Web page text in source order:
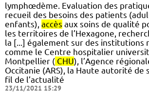
lymphœdème. Evaluation des
recueil des besoins des patients
enfants), accès aux soins de qualité
les territoires de l’Hexagone,
la [...] également sur des institutions
comme le Centre hospitalier
Montpellier ( CHU), l’Agence
Occitanie (ARS), la Haute autorité de
fil de l’actualité
23/11/2021 15:29